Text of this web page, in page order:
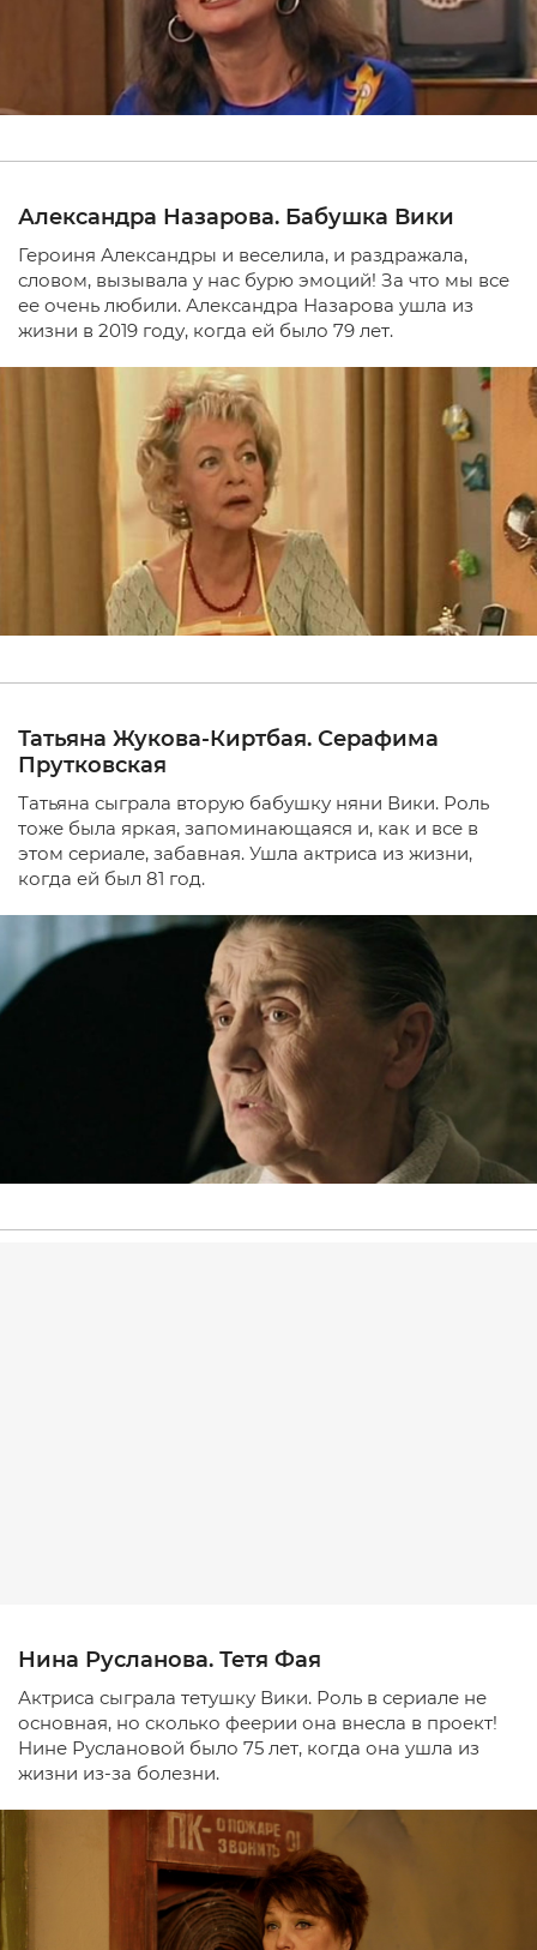
Александра Назарова. Бабушка Вики
Героиня Александры и веселила, и раздражала,
словом, вызывала у нас бурю эмоций! За что мы все
ее очень любили. Александра Назарова ушла из
жизни в 2019 году, когда ей было 79 лет.
Татьяна Жукова-Киртбая. Серафима
Прутковская
Татьяна сыграла вторую бабушку няни Вики. Роль
тоже была яркая, запоминающаяся и, как и все в
этом сериале, забавная. Ушла актриса из жизни,
когда ей был 81 год.
Нина Русланова. Тетя Фая
Актриса сыграла тетушку Вики. Роль в сериале не
основная, но сколько феерии она внесла в проект!
Нине Руслановой было 75 лет, когда она ушла из
жизни из-за болезни.